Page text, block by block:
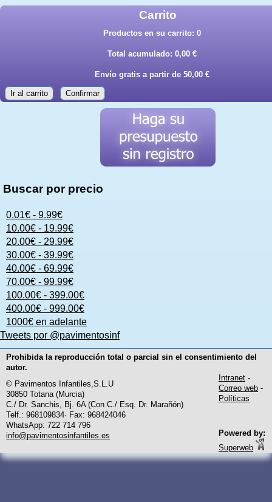
Carrito
Productos en su carrito: 0
Total acumulado: 0,00 €
Envío gratis a partir de 50,00 €
Ir al carrito Confirmar
Buscar por precio
0.01€ - 9.99€
10.00€ - 19.99€
20.00€ - 29.99€
30.00€ - 39.99€
40.00€ - 69.99€
70.00€ - 99.99€
100.00€ - 399.00€
400.00€ - 999.00€
1000€ en adelante
Tweets por @pavimentosinf
Prohibida la reproducción total o parcial sin el consentimiento del
autor.
© Pavimentos Infantiles,S.L.U
30850 Totana (Murcia)
C./ Dr. Sanchis, Bj. 6A (Con C./ Esq. Dr. Marañón)
Telf.: 968109834· Fax: 968424046
WhatsApp: 722 714 796
info@pavimentosinfantiles.es
Intranet -
Correo web -
Políticas
Powered by:
Superweb